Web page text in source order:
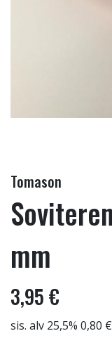
Tomason
mm
3,95 €
sis. alv 25,5% 0,80 €